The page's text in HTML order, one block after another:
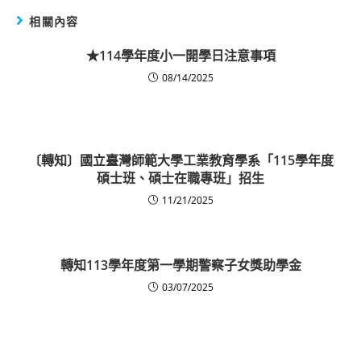
相關內容
★114學年度小一開學日注意事項
08/14/2025
〔轉知〕國立臺灣師範大學工業教育學系「115學年度
碩士班、碩士在職專班」招生
11/21/2025
轉知113學年度第一學期警察子女獎助學金
03/07/2025